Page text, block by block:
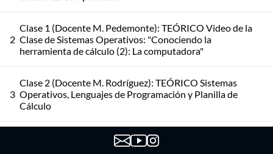
2
Clase 1 (Docente M. Pedemonte): TEÓRICO Video de la
Clase de Sistemas Operativos: "Conociendo la
herramienta de cálculo (2): La computadora"
3
Clase 2 (Docente M. Rodríguez): TEÓRICO Sistemas
Operativos, Lenguajes de Programación y Planilla de
Cálculo
Clase 3 (Docente M. Rodríguez): TEÓRICO/PRÁCTICO